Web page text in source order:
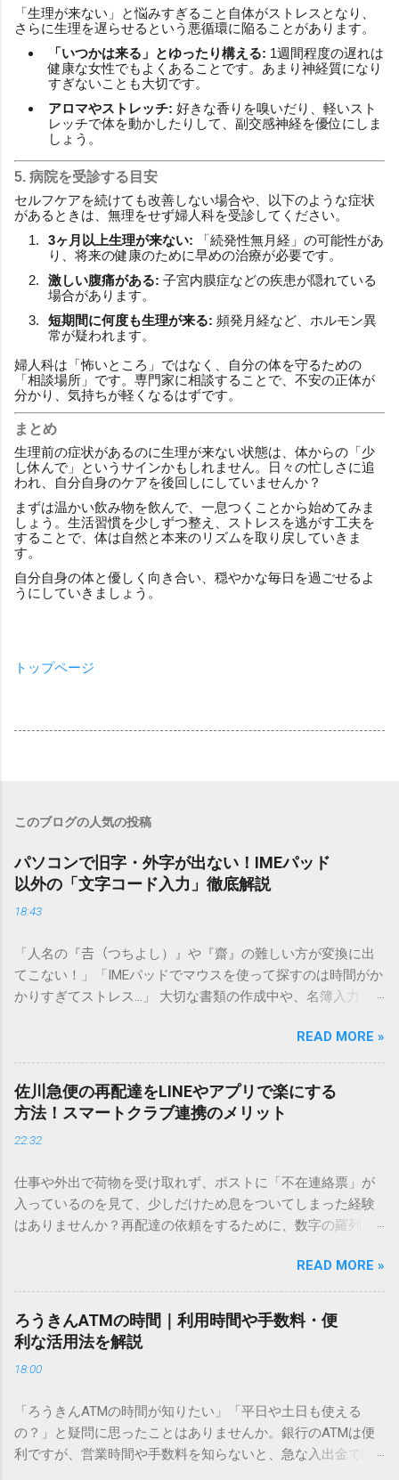
「生理が来ない」と悩みすぎること自体がストレスとなり、
さらに生理を遅らせるという悪循環に陥ることがあります。
「いつかは来る」とゆったり構える: 1週間程度の遅れは
健康な女性でもよくあることです。あまり神経質になり
すぎないことも大切です。
アロマやストレッチ: 好きな香りを嗅いだり、軽いスト
レッチで体を動かしたりして、副交感神経を優位にしま
しょう。
5. 病院を受診する目安
セルフケアを続けても改善しない場合や、以下のような症状
があるときは、無理をせず婦人科を受診してください。
3ヶ月以上生理が来ない: 「続発性無月経」の可能性があ
り、将来の健康のために早めの治療が必要です。
激しい腹痛がある: 子宮内膜症などの疾患が隠れている
場合があります。
短期間に何度も生理が来る: 頻発月経など、ホルモン異
常が疑われます。
婦人科は「怖いところ」ではなく、自分の体を守るための
「相談場所」です。専門家に相談することで、不安の正体が
分かり、気持ちが軽くなるはずです。
まとめ
生理前の症状があるのに生理が来ない状態は、体からの「少
し休んで」というサインかもしれません。日々の忙しさに追
われ、自分自身のケアを後回しにしていませんか？
まずは温かい飲み物を飲んで、一息つくことから始めてみま
しょう。生活習慣を少しずつ整え、ストレスを逃がす工夫を
することで、体は自然と本来のリズムを取り戻していきま
す。
自分自身の体と優しく向き合い、穏やかな毎日を過ごせるよ
うにしていきましょう。
トップページ
このブログの人気の投稿
パソコンで旧字・外字が出ない！IMEパッド
以外の「文字コード入力」徹底解説
18:43
「人名の『𠮷（つちよし）』や『齋』の難しい方が変換に出
てこない！」「IMEパッドでマウスを使って探すのは時間がか
かりすぎてストレス…」 大切な書類の作成中や、名簿入力を
てしまいますよね。多くの人が「IMEパッド（手書き入力）」
を使いますが、実はマウスで一画ずつ書くのは非効率です
し、似た漢字が多すぎて結局見つからないことも少なくあり
ません。 そこで今回は、IMEパッドを使わずに、特定のコー
ドを打ち込むだけで一瞬で旧字や外字、特殊記号を呼び出す
「文字コード入力」のテクニックを詳しく解説します。 この
必要はありません。 1. なぜ「変換」しても旧字・外字が出て
こないのか？ そもそも、なぜ普通の変換で出てこない漢字が
あるのでしょうか。その理由は、パソコンが文字を認識する
は、JIS規格（日本産業規格）によって「第1水準」「第2水
準」といった形で整理されています。しかし、人名や地名に
使われる非常に古い漢字（旧字）や、特定の組織だけで作ら
れた「外字」は、この一般的な変換リストに含まれていない
ン上のすべての文字には、いわば「住所」のような番号が割
り振られています。変換候補に出ない文字でも、この住所
（コード）を直接指定すれば、確実に呼び出すことができる
のです。 2. Windows標準機能！文字コードで漢字を出す「16
READ MORE »
佐川急便の再配達をLINEやアプリで楽にする
方法！スマートクラブ連携のメリット
22:32
仕事や外出で荷物を受け取れず、ポストに「不在連絡票」が
入っているのを見て、少しだけため息をついてしまった経験
はありませんか？再配達の依頼をするために、数字の羅列を
ことに申し訳なさを感じたりすることもあるかもしれませ
ん。 「もっとスムーズに、自分のタイミングで受け取りた
い」 「わざわざ電話をかけずに、スマホ一つで完結させた
い」 そんな願いを叶えてくれるのが、佐川急便の会員制サー
ビス「スマートクラブ」と、LINEや公式アプリの連携です。
これらを活用するだけで、再配達のストレスは驚くほど軽く
受け取り術と、連携による具体的なメリットを徹底解説しま
す。 佐川急便の再配達が劇的に変わる「スマートクラブ」と
は？ まず押さえておきたいのが、佐川急便の個人向け無料会
READ MORE »
ろうきんATMの時間｜利用時間や手数料・便
利な活用法を解説
18:00
「ろうきんATMの時間が知りたい」「平日や土日も使える
の？」と疑問に思ったことはありませんか。銀行のATMは便
利ですが、営業時間や手数料を知らないと、急な入出金で困